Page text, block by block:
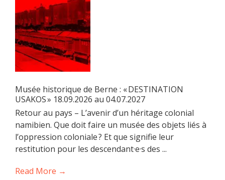
Musée historique de Berne : « DESTINATION
USAKOS » 18.09.2026 au 04.07.2027
Retour au pays – L’avenir d’un héritage colonial
namibien. Que doit faire un musée des objets liés à
l’oppression coloniale ? Et que signifie leur
restitution pour les descendant·e·s des ...
Read More →